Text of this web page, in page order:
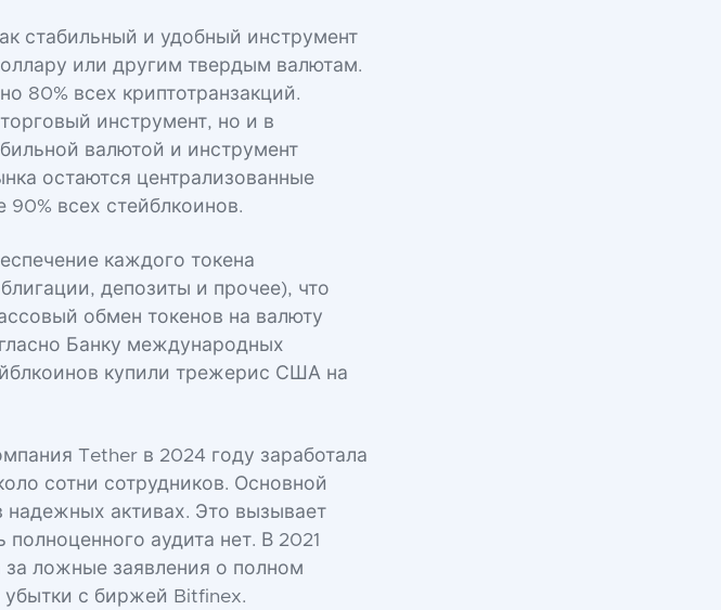
стабильный и удобный инструмент
или другим твердым валютам.
80% всех криптотранзакций.
инструмент, но и в
валютой и инструмент
остаются централизованные
всех стейблкоинов.
каждого токена
депозиты и прочее), что
обмен токенов на валюту
Банку международных
купили трежерис США на
Tether в 2024 году заработала
сотни сотрудников. Основной
активах. Это вызывает
аудита нет. В 2021
ложные заявления о полном
убытки с биржей Bitfinex.